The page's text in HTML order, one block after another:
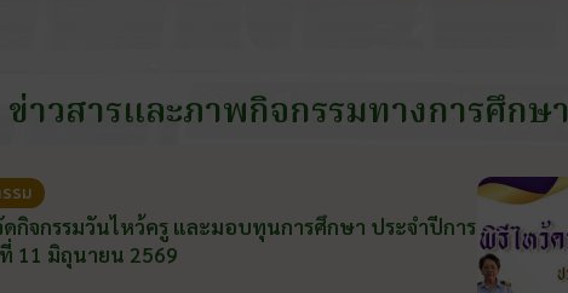
ข่าวสารและภาพกิจกรรมทางการศึกษา
รม
จัดกิจกรรมวันไหว้ครู และมอบทุนการศึกษา ประจำปีการ
11 มิถุนายน 2569